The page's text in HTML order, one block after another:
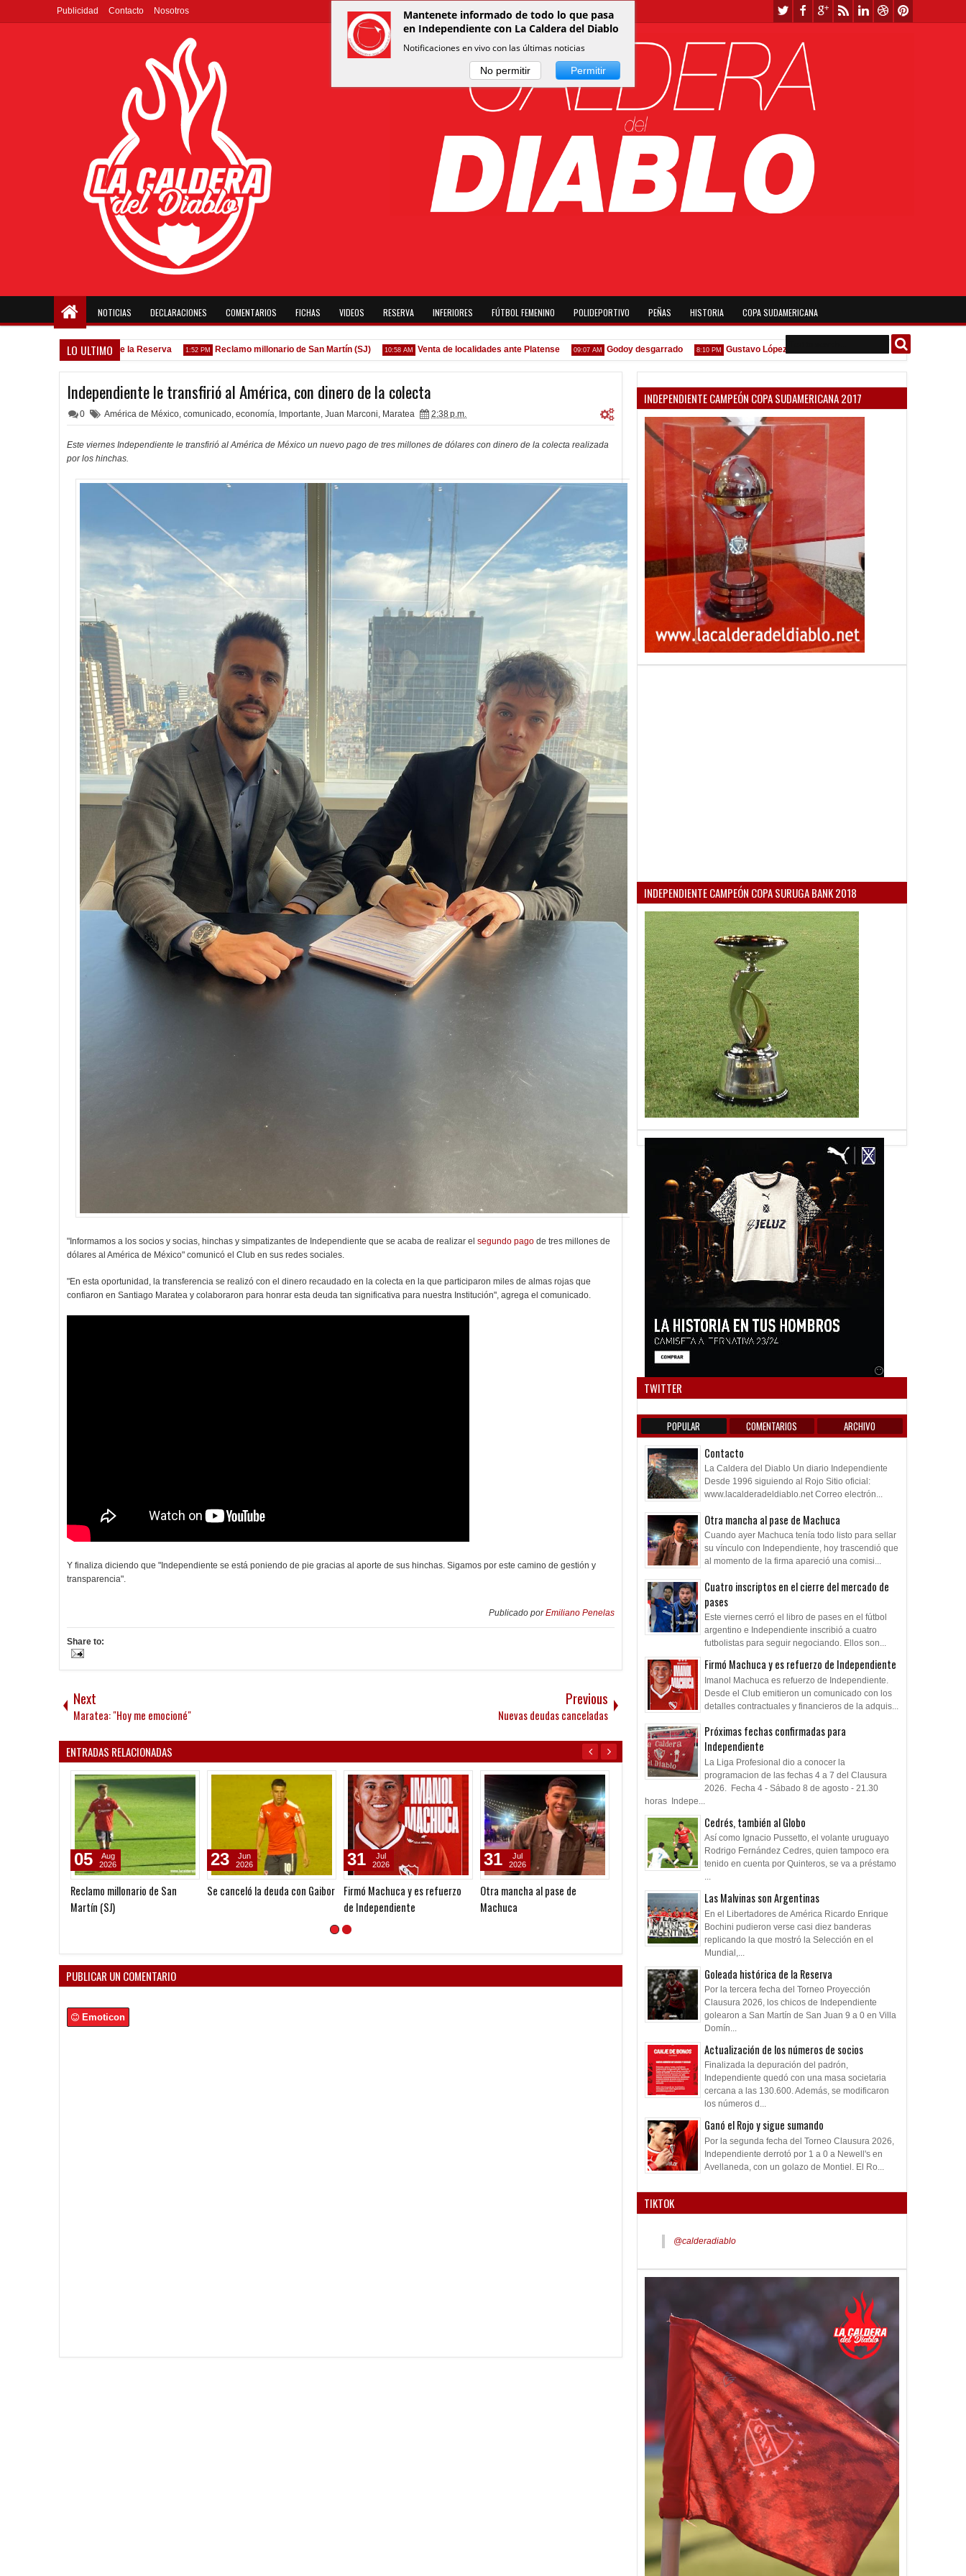
Publicidad Contacto Nosotros
NOTICIAS DECLARACIONES COMENTARIOS FICHAS VIDEOS RESERVA INFERIORES FÚTBOL FEMENINO POLIDEPORTIVO PEÑAS HISTORIA COPA SUDAMERICANA
LO ULTIMO
Goleada histórica de la Reserva 1:52 PM Reclamo millonario de San Martín (SJ) 10:58 AM Venta de localidades ante Platense 09:07 AM Godoy desgarrado 8:10 PM Gustavo López: "La diferencia entre Vélez e Independiente está
Independiente le transfirió al América, con dinero de la colecta
0 América de México, comunicado, economía, Importante, Juan Marconi, Maratea 2:38 p.m.
Este viernes Independiente le transfirió al América de México un nuevo pago de tres millones de dólares con dinero de la colecta realizada
por los hinchas.
"Informamos a los socios y socias, hinchas y simpatizantes de Independiente que se acaba de realizar el segundo pago de tres millones de
dólares al América de México" comunicó el Club en sus redes sociales.
"En esta oportunidad, la transferencia se realizó con el dinero recaudado en la colecta en la que participaron miles de almas rojas que
confiaron en Santiago Maratea y colaboraron para honrar esta deuda tan significativa para nuestra Institución", agrega el comunicado.
Y finaliza diciendo que "Independiente se está poniendo de pie gracias al aporte de sus hinchas. Sigamos por este camino de gestión y
transparencia".
Publicado porEmiliano Penelas
Share to:
Next
Maratea: "Hoy me emocioné"
Previous
Nuevas deudas canceladas
ENTRADAS RELACIONADAS
Reclamo millonario de San
Martín (SJ)
05
Aug
2026
Se canceló la deuda con Gaibor
23
Jun
2026
Firmó Machuca y es refuerzo
de Independiente
31
Jul
2026
Otra mancha al pase de
Machuca
31
Jul
2026
Nueva inhibición
Jul
2026
Acuerdo con Machuca
24
Jul
2026
17
PUBLICAR UN COMENTARIO
Emoticon
INDEPENDIENTE CAMPEÓN COPA SUDAMERICANA 2017
INDEPENDIENTE CAMPEÓN COPA SURUGA BANK 2018
TWITTER
POPULAR COMENTARIOS ARCHIVO
Contacto
La Caldera del Diablo Un diario Independiente
Desde 1996 siguiendo al Rojo Sitio oficial:
www.lacalderadeldiablo.net Correo electrón...
Otra mancha al pase de Machuca
Cuando ayer Machuca tenía todo listo para sellar
su vínculo con Independiente, hoy trascendió que
al momento de la firma apareció una comisi...
Cuatro inscriptos en el cierre del mercado de
pases
Este viernes cerró el libro de pases en el fútbol
argentino e Independiente inscribió a cuatro
futbolistas para seguir negociando. Ellos son...
Firmó Machuca y es refuerzo de Independiente
Imanol Machuca es refuerzo de Independiente.
Desde el Club emitieron un comunicado con los
detalles contractuales y financieros de la adquis...
Próximas fechas confirmadas para
Independiente
La Liga Profesional dio a conocer la
programacion de las fechas 4 a 7 del Clausura
2026. Fecha 4 - Sábado 8 de agosto - 21.30
horas Indepe...
Cedrés, también al Globo
Así como Ignacio Pussetto, el volante uruguayo
Rodrigo Fernández Cedres, quien tampoco era
tenido en cuenta por Quinteros, se va a préstamo
...
Las Malvinas son Argentinas
En el Libertadores de América Ricardo Enrique
Bochini pudieron verse casi diez banderas
replicando la que mostró la Selección en el
Mundial,...
Goleada histórica de la Reserva
Por la tercera fecha del Torneo Proyección
Clausura 2026, los chicos de Independiente
golearon a San Martín de San Juan 9 a 0 en Villa
Domín...
Actualización de los números de socios
Finalizada la depuración del padrón,
Independiente quedó con una masa societaria
cercana a las 130.600. Además, se modificaron
los números d...
Ganó el Rojo y sigue sumando
Por la segunda fecha del Torneo Clausura 2026,
Independiente derrotó por 1 a 0 a Newell's en
Avellaneda, con un golazo de Montiel. El Ro...
TIKTOK
@calderadiablo
Mantenete informado de todo lo que pasa
en Independiente con La Caldera del Diablo
Notificaciones en vivo con las últimas noticias
No permitir Permitir